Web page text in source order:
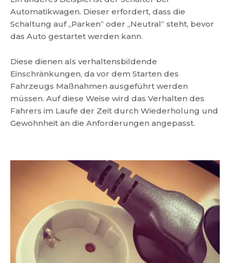
Automatikwagen. Dieser erfordert, dass die
Schaltung auf „Parken“ oder „Neutral“ steht, bevor
das Auto gestartet werden kann.
Diese dienen als verhaltensbildende
Einschränkungen, da vor dem Starten des
Fahrzeugs Maßnahmen ausgeführt werden
müssen. Auf diese Weise wird das Verhalten des
Fahrers im Laufe der Zeit durch Wiederholung und
Gewohnheit an die Anforderungen angepasst.